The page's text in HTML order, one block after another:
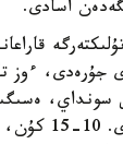
جۇرەدى، ءوز
اعىپ تۇرعان